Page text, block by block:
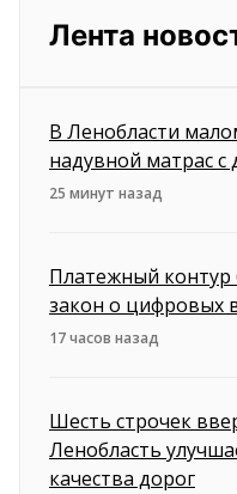
Лента
В Ленобласти
надувной матрас с
25 минут назад
Платежный контур
закон о цифровых
17 часов назад
Шесть строчек
Ленобласть
качества дорог